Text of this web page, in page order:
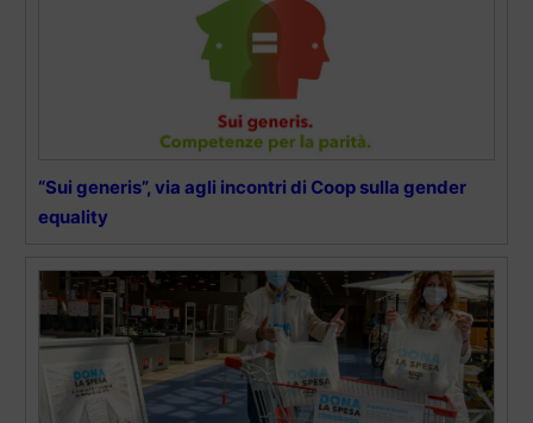
“Sui generis”, via agli incontri di Coop sulla gender
equality